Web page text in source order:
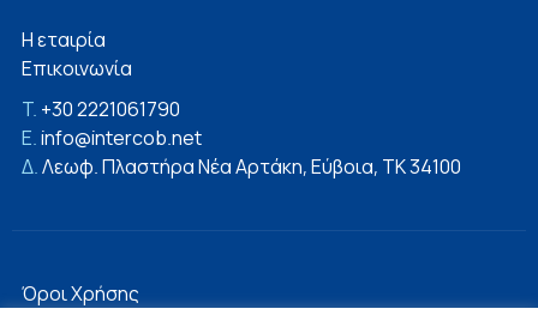
Η εταιρία
Επικοινωνία
T. +30 2221061790
E.info@intercob.net
Δ.Λεωφ. Πλαστήρα Νέα Αρτάκη, Εύβοια, ΤΚ 34100
Όροι Χρήσης